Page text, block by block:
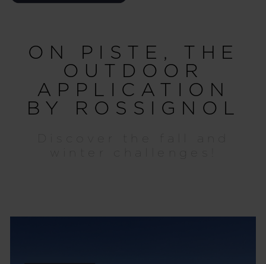
ON PISTE, THE
OUTDOOR
APPLICATION
BY ROSSIGNOL